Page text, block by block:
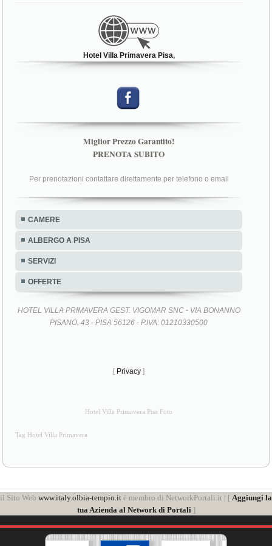
Hotel Villa Primavera Pisa,
Miglior Prezzo Garantito!
PRENOTA SUBITO
Per prenotazioni contattare direttamente per telefono o email
CAMERE
ALBERGO A PISA
SERVIZI
OFFERTE
HOTEL VILLA PRIMAVERA GEST. VIGOMAR SNC - VIA BONANNO
PISANO, 43 - PISA 56126 - P.IVA: 01210330500
[ Privacy ]
Hotel Villa Primavera Pisa Foto
Tag Hotel Villa Primavera
il Sito Web www.italy.olbia-tempio.it è membro di NetworkPortali.it | [ Aggiungi la
tua Azienda al Network di Portali ]